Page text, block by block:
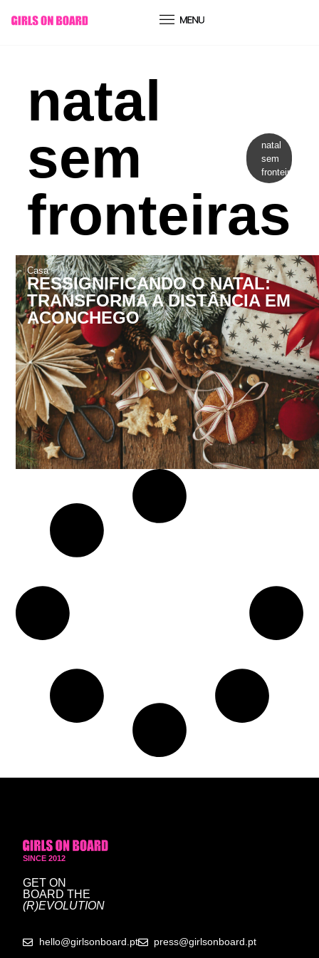
conteúdo
natal
sem
fronteiras
natal
sem
fronteiras
Casa
RESSIGNIFICANDO O NATAL:
TRANSFORMA A DISTÂNCIA EM
ACONCHEGO
SINCE 2012
GET ON
BOARD THE
(R)EVOLUTION
hello@girlsonboard.pt press@girlsonboard.pt